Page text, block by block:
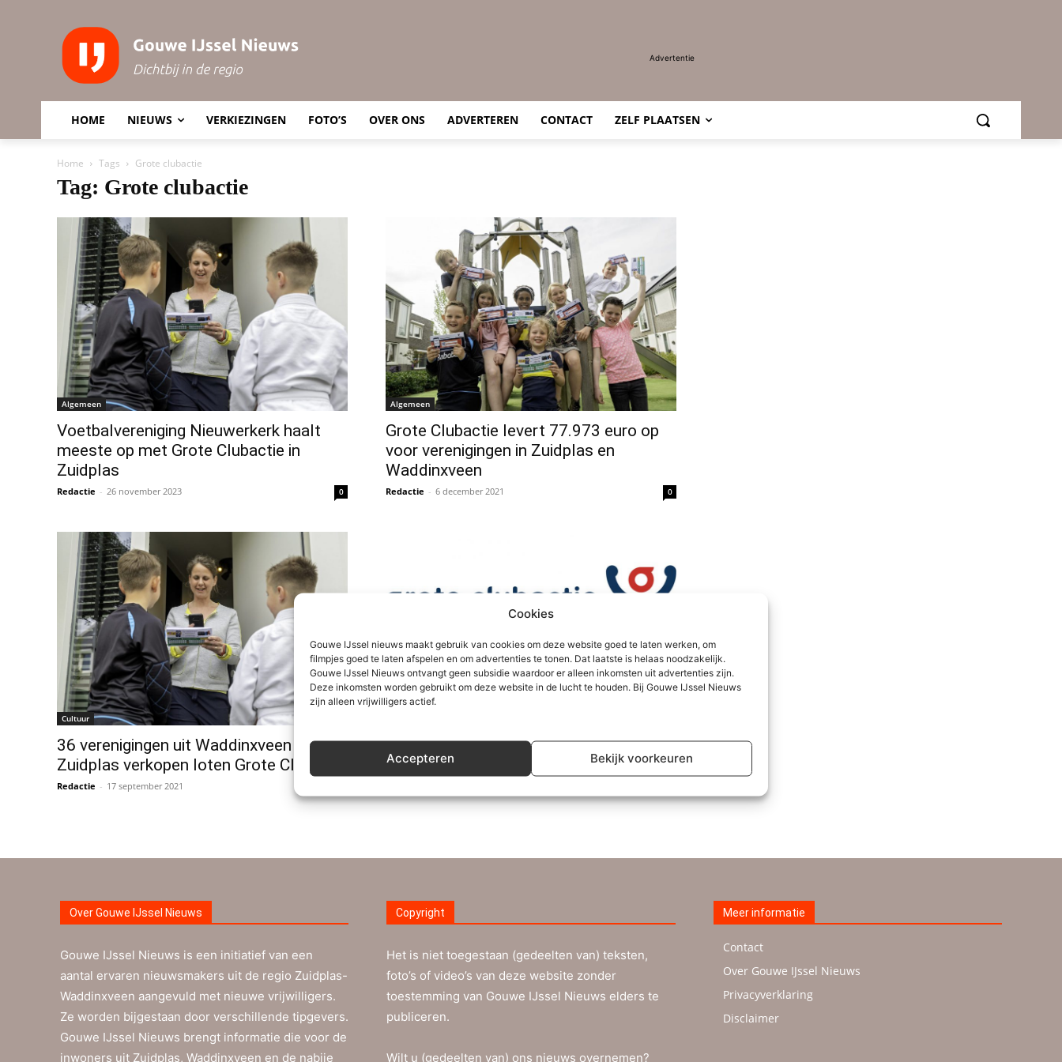
Cookies
Gouwe IJssel nieuws maakt gebruik van cookies om deze website goed te laten werken, om
filmpjes goed te laten afspelen en om advertenties te tonen. Dat laatste is helaas noodzakelijk.
Gouwe IJssel Nieuws ontvangt geen subsidie waardoor er alleen inkomsten uit advertenties zijn.
Deze inkomsten worden gebruikt om deze website in de lucht te houden. Bij Gouwe IJssel Nieuws
zijn alleen vrijwilligers actief.
Accepteren Bekijk voorkeuren
Advertentie
HOME NIEUWS VERKIEZINGEN FOTO’S OVER ONS ADVERTEREN CONTACT ZELF PLAATSEN
Home Tags Grote clubactie
Tag: Grote clubactie
Algemeen
Voetbalvereniging Nieuwerkerk haalt
meeste op met Grote Clubactie in
Zuidplas
Redactie - 26 november 2023 0
Algemeen
Grote Clubactie levert 77.973 euro op
voor verenigingen in Zuidplas en
Waddinxveen
Redactie - 6 december 2021 0
Cultuur
36 verenigingen uit Waddinxveen en
Zuidplas verkopen loten Grote Clubactie
Redactie - 17 september 2021
Algemeen
Meer loten Grote clubactie verkocht in
Zuidplas en Waddinxveen
Over Gouwe IJssel Nieuws
Gouwe IJssel Nieuws is een initiatief van een
aantal ervaren nieuwsmakers uit de regio Zuidplas-
Waddinxveen aangevuld met nieuwe vrijwilligers.
Ze worden bijgestaan door verschillende tipgevers.
Gouwe IJssel Nieuws brengt informatie die voor de
inwoners uit Zuidplas, Waddinxveen en de nabije
Copyright
Het is niet toegestaan (gedeelten van) teksten,
foto’s of video’s van deze website zonder
toestemming van Gouwe IJssel Nieuws elders te
publiceren.
Wilt u (gedeelten van) ons nieuws overnemen?
Meer informatie
Contact
Over Gouwe IJssel Nieuws
Privacyverklaring
Disclaimer